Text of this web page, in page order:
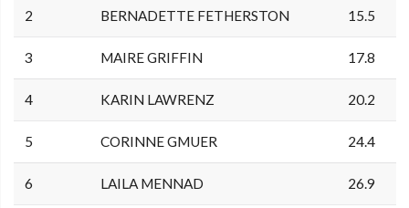
2 BERNADETTE FETHERSTON 15.5
3 MAIRE GRIFFIN 17.8
4 KARIN LAWRENZ 20.2
5 CORINNE GMUER 24.4
6 LAILA MENNAD 26.9